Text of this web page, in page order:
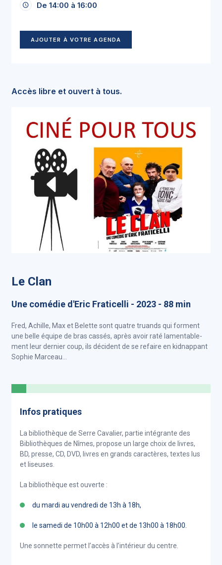
De 14:00 à 16:00
AJOUTER À VOTRE AGENDA
Accès libre et ouvert à tous.
Le Clan
Une comédie d'Eric Fraticelli - 2023 - 88 min
Fred, Achille, Max et Belette sont quatre truands qui forment
une belle équipe de bras cassés, après avoir raté lamentable-
ment leur dernier coup, ils décident de se refaire en kidnappant
Sophie Marceau...
Infos pratiques
La bibliothèque de Serre Cavalier, partie intégrante des
Bibliothèques de Nîmes, propose un large choix de livres,
BD, presse, CD, DVD, livres en grands caractères, textes lus
et liseuses.
La bibliothèque est ouverte :
du mardi au vendredi de 13h à 18h,
le samedi de 10h00 à 12h00 et de 13h00 à 18h00.
Une sonnette permet l’accès à l’intérieur du centre.